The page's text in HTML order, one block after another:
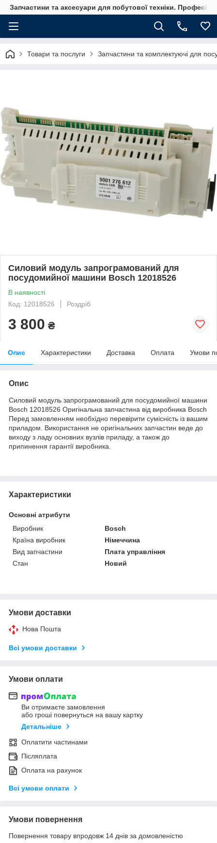
Запчастини та аксесуари для побутової техніки.
Товари та послуги Запчастини та комплектуючі для
Силовий модуль запрограмований для
посудомийної машини Bosch 12018526
В наявності
Код: 12018526
Роздріб
3 800 ₴
Опис Характеристики Доставка Оплата Умови
Опис
Силовий модуль запрограмований для посудомийної машини
Bosch 12018526 Оригінальна запчастина від виробника Bosch
Перед замовленням необхідно перевірити сумісність із вашим
приладом. Використання не оригінальних запчастин веде до
виходу з ладу основних вузлів приладу, а також до
припинення гарантії виробника.
Характеристики
Основні атрибути
Виробник
Bosch
Країна виробник
Німеччина
Вид запчастини
Плата управління
Стан
Новий
Умови доставки
Нова Пошта
Всі умови доставки
Умови оплати
Ви отримаєте замовлення
або гроші повернуться на вашу картку
Детальніше
Оплатити частинами
Післяплата
Оплата на рахунок
Всі умови оплати
Умови повернення
Повернення товару впродовж 14 днів за домовленістю